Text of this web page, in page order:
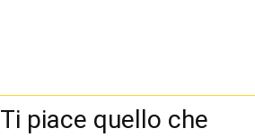
Ti piace quello che